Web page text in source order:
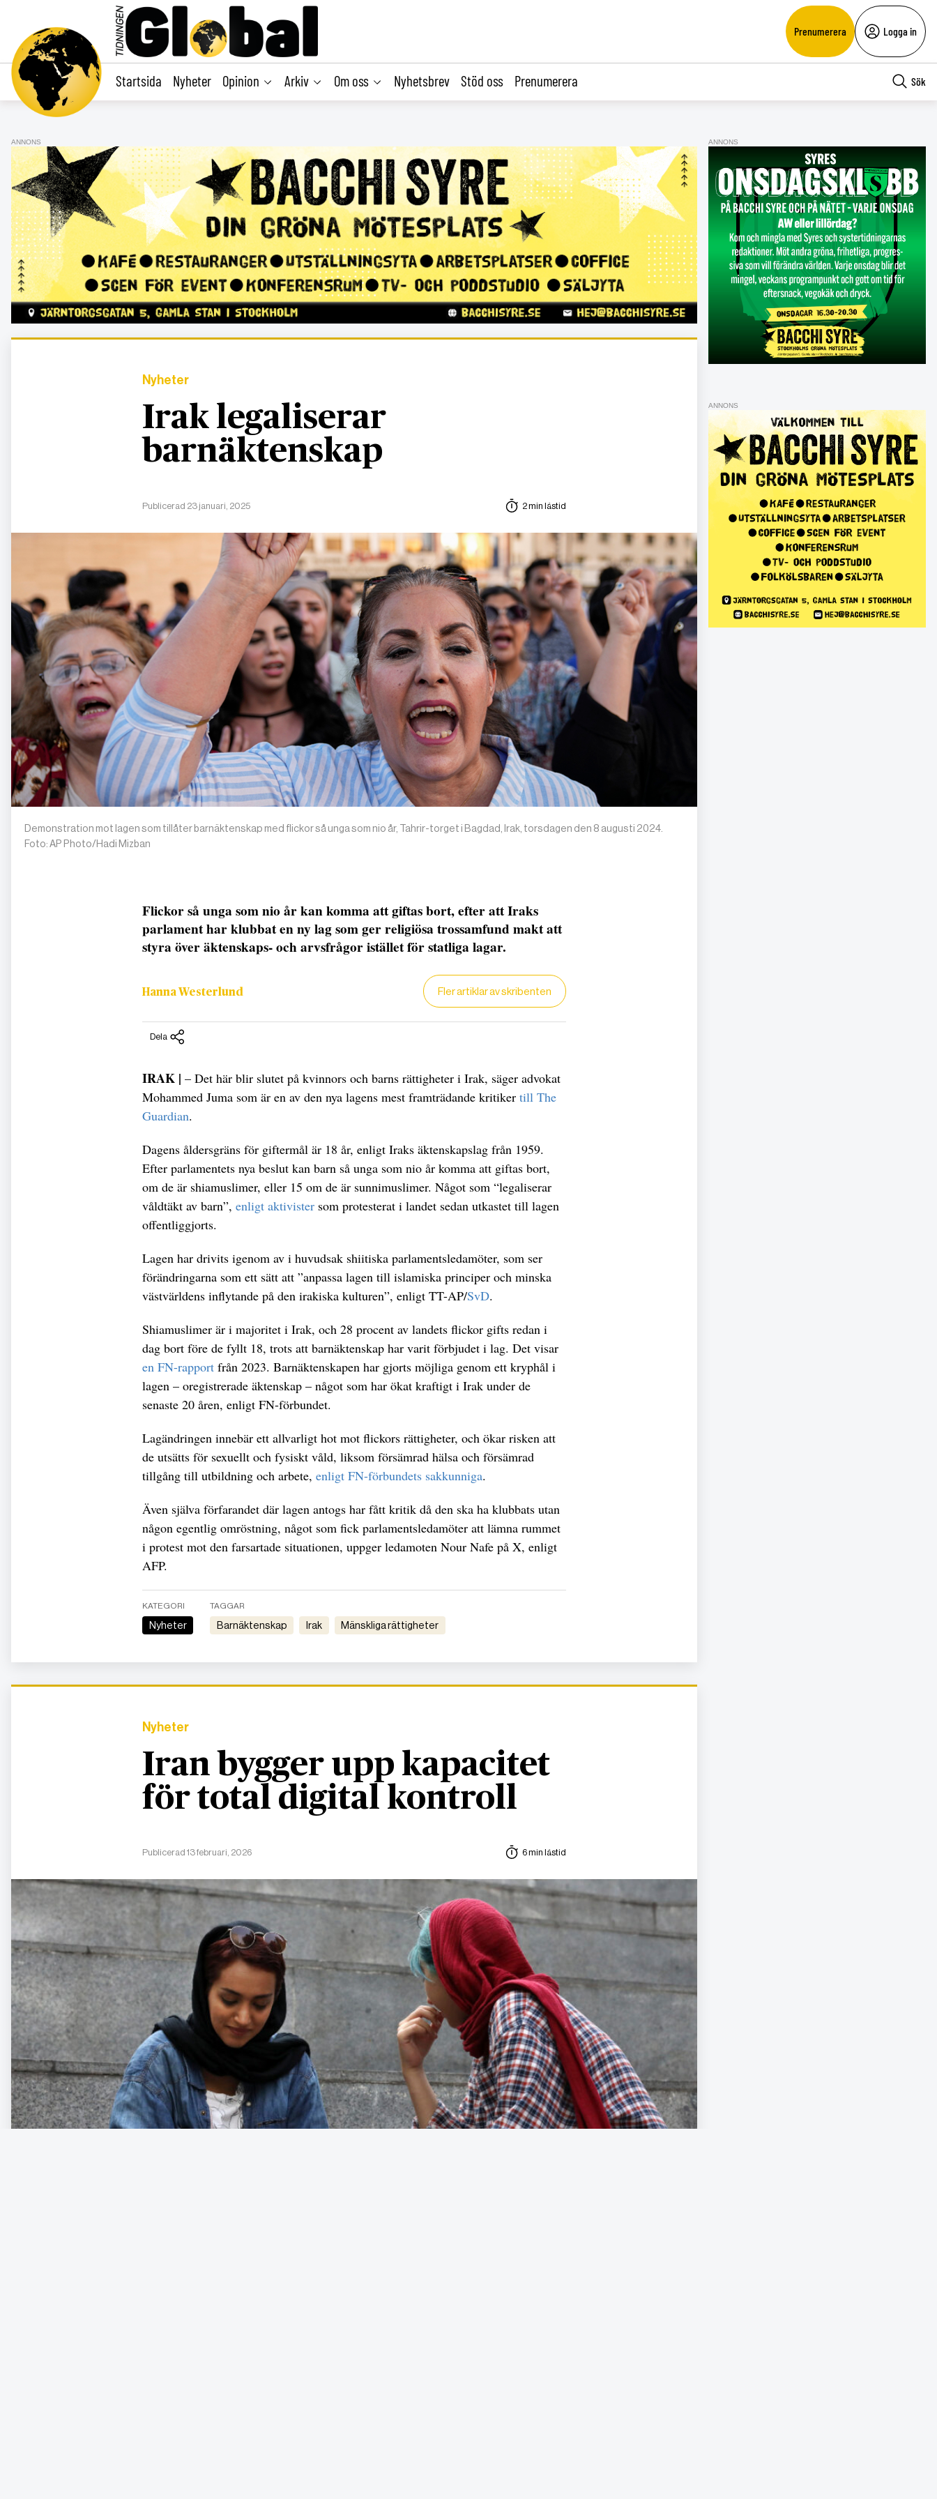
Prenumerera Logga in
Startsida Nyheter Opinion Arkiv Om oss Nyhetsbrev Stöd oss Prenumerera Sök
ANNONS
Nyheter
Irak legaliserar
barnäktenskap
Publicerad 23 januari, 2025 2 min lästid
Demonstration mot lagen som tillåter barnäktenskap med flickor så unga som nio år, Tahrir-torget i Bagdad, Irak, torsdagen den 8 augusti 2024.
Foto: AP Photo/Hadi Mizban
Flickor så unga som nio år kan komma att giftas bort, efter att Iraks
parlament har klubbat en ny lag som ger religiösa trossamfund makt att
styra över äktenskaps- och arvsfrågor istället för statliga lagar.
Hanna Westerlund Fler artiklar av skribenten
Dela
IRAK | – Det här blir slutet på kvinnors och barns rättigheter i Irak, säger advokat
Mohammed Juma som är en av den nya lagens mest framträdande kritiker till The
Guardian.
Dagens åldersgräns för giftermål är 18 år, enligt Iraks äktenskapslag från 1959.
Efter parlamentets nya beslut kan barn så unga som nio år komma att giftas bort,
om de är shiamuslimer, eller 15 om de är sunnimuslimer. Något som “legaliserar
våldtäkt av barn”, enligt aktivister som protesterat i landet sedan utkastet till lagen
offentliggjorts.
Lagen har drivits igenom av i huvudsak shiitiska parlamentsledamöter, som ser
förändringarna som ett sätt att ”anpassa lagen till islamiska principer och minska
västvärldens inflytande på den irakiska kulturen”, enligt TT-AP/SvD.
Shiamuslimer är i majoritet i Irak, och 28 procent av landets flickor gifts redan i
dag bort före de fyllt 18, trots att barnäktenskap har varit förbjudet i lag. Det visar
en FN-rapport från 2023. Barnäktenskapen har gjorts möjliga genom ett kryphål i
lagen – oregistrerade äktenskap – något som har ökat kraftigt i Irak under de
senaste 20 åren, enligt FN-förbundet.
Lagändringen innebär ett allvarligt hot mot flickors rättigheter, och ökar risken att
de utsätts för sexuellt och fysiskt våld, liksom försämrad hälsa och försämrad
tillgång till utbildning och arbete, enligt FN-förbundets sakkunniga.
Även själva förfarandet där lagen antogs har fått kritik då den ska ha klubbats utan
någon egentlig omröstning, något som fick parlamentsledamöter att lämna rummet
i protest mot den farsartade situationen, uppger ledamoten Nour Nafe på X, enligt
AFP.
KATEGORI
Nyheter
TAGGAR
barnäktenskap Irak Mänskliga rättigheter
Nyheter
Iran bygger upp kapacitet
för total digital kontroll
Publicerad 13 februari, 2026 6 min lästid
ANNONS
ANNONS